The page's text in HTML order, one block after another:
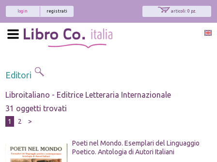
articoli: 0 pz.
registrati
login
Editori
Libroitaliano - Editrice Letteraria Internazionale
31 oggetti trovati
1 2 >
Poeti nel Mondo. Esemplari del Linguaggio
Poetico. Antologia di Autori Italiani